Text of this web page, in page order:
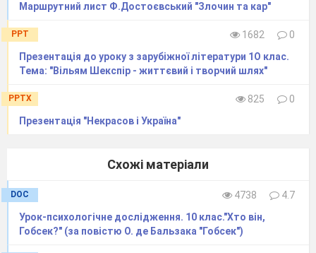
Маршрутний лист Ф.Достоєвський "Злочин та кар"
PPT 1682
0
Презентація до уроку з зарубіжної літератури 1О клас.
Тема: "Вільям Шекспір - життєвий і творчий шлях"
PPTX 825
0
Презентація "Некрасов і Україна"
Схожі матеріали
DOC 4738
4.7
Урок-психологічне дослідження. 10 клас."Хто він,
Гобсек?" (за повістю О. де Бальзака "Гобсек")